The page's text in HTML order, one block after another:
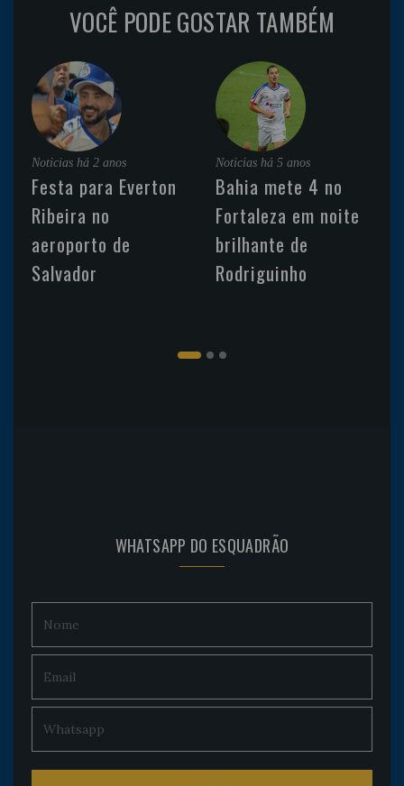
VOCÊ PODE GOSTAR TAMBÉM
Noticias há 2 anos
Festa para Everton
Ribeira no
aeroporto de
Salvador
Noticias há 5 anos
Bahia mete 4 no
Fortaleza em noite
brilhante de
Rodriguinho
WHATSAPP DO ESQUADRÃO